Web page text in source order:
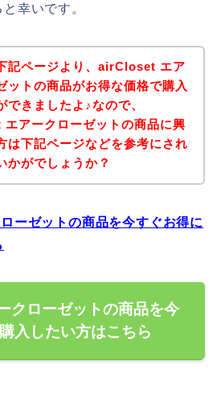
幸いです。
記ページより、airCloset エア
ットの商品がお得な価格で購入
できましたよ♪なので、
アークローゼットの商品に興
は下記ページなどを参考にされ
かがでしょうか？
ーゼットの商品を今すぐお得に
クローゼットの商品を今
入したい方はこちら